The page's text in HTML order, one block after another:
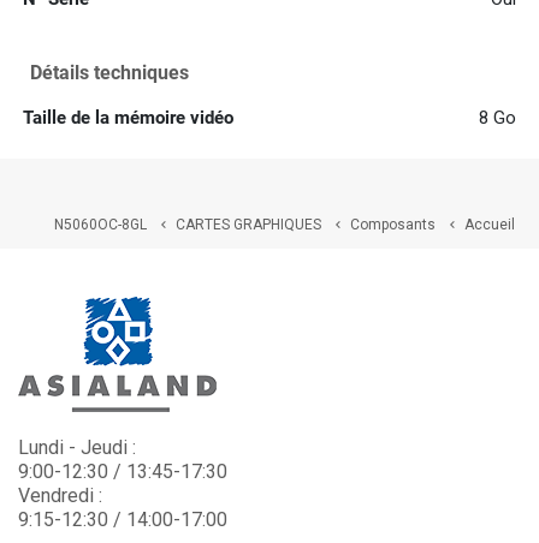
Détails techniques
Taille de la mémoire vidéo 8 Go
Accueil

Composants

CARTES GRAPHIQUES

N5060OC-8GL
Lundi - Jeudi :
9:00-12:30 / 13:45-17:30
Vendredi :
9:15-12:30 / 14:00-17:00